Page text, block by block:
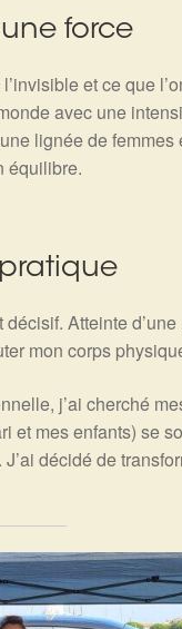
force
et ce que
avec une
lignée de
équilibre.
Atteinte
mon corps
j’ai cherché
et mes enfants) se
. J’ai décidé de